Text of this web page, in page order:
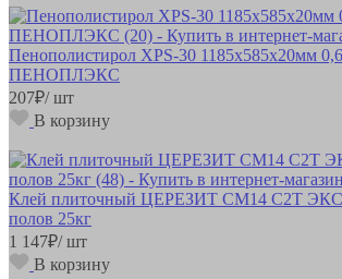
Пенополистирол XPS-30 1185х585х20мм
ПЕНОПЛЭКС
207₽/ шт
В корзину
Клей плиточный ЦЕРЕЗИТ СМ14 C2T
полов 25кг
1 147₽/ шт
В корзину